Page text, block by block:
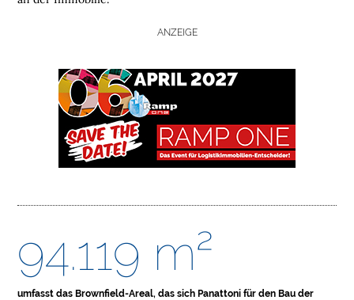
O
M
E
L
O
K
ANZEIGE
94.119 m²
umfasst das Brownfield-Areal, das sich Panattoni für den Bau der